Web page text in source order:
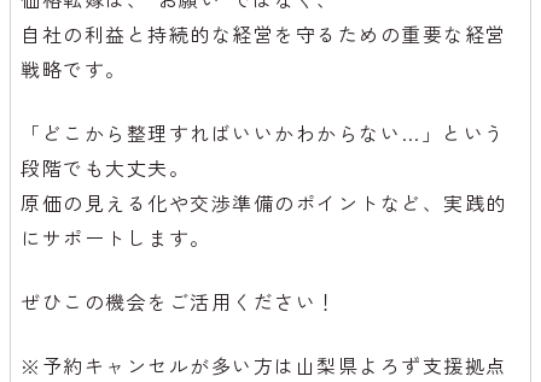
自社の利益と持続的な経営を守るための重要な経営
戦略です。
「どこから整理すればいいかわからない…」という
段階でも大丈夫。
原価の見える化や交渉準備のポイントなど、実践的
にサポートします。
ぜひこの機会をご活用ください！
※予約キャンセルが多い方は山梨県よろず支援拠点